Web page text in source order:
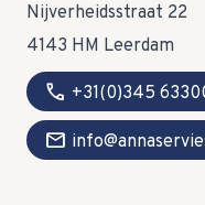
Nijverheidsstraat 22
4143 HM Leerdam
call +31(0)345
mail